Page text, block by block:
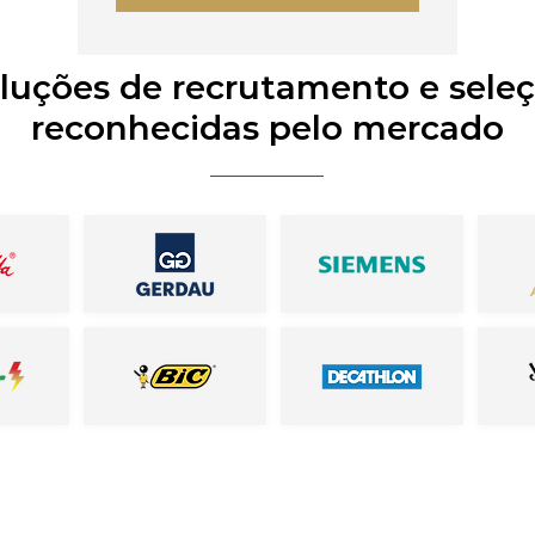
de recrutamento e
reconhecidas pelo mercado